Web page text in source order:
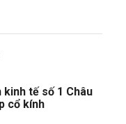
tế số 1 Châu
cổ kính